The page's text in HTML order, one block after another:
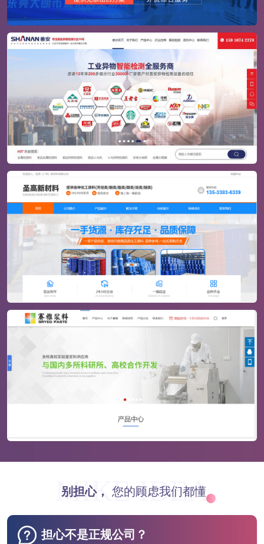
MIKE IDEA
别担心， 您的顾虑我们都懂
担心不是正规公司？